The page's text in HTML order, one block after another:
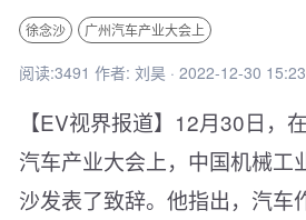
徐念沙 广州汽车产业大会上
阅读:3491 作者: 刘昊 · 2022-12-30
【EV视界报道】12月30日，
汽车产业大会上，中国机械工
沙发表了致辞。他指出，汽车